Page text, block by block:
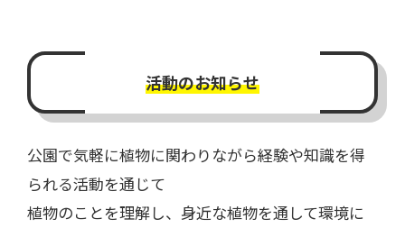
活動のお知らせ
公園で気軽に植物に関わりながら経験や知識を得
られる活動を通じて
植物のことを理解し、身近な植物を通して環境に